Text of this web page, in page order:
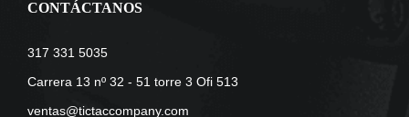
CONTÁCTANOS
317 331 5035
Carrera 13 nº 32 - 51 torre 3 Ofi 513
ventas@tictaccompany.com